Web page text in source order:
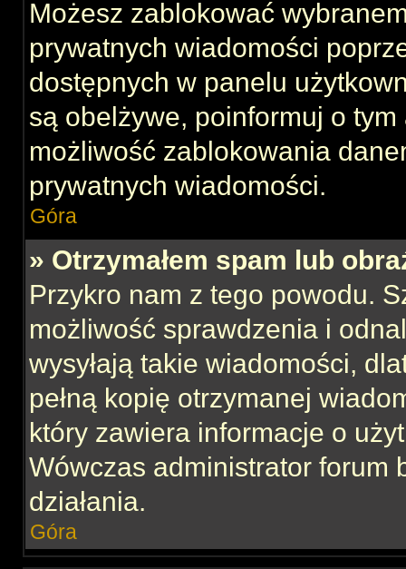
Możesz zablokować
prywatnych wiadomości
dostępnych w panelu
są obelżywe, poinformuj o
możliwość zablokowania
prywatnych wiadomości.
Góra
» Otrzymałem spam lub
Przykro nam z tego powodu.
możliwość sprawdzenia i
wysyłają takie wiadomości,
pełną kopię otrzymanej
który zawiera informacje o
Wówczas administrator forum
działania.
Góra